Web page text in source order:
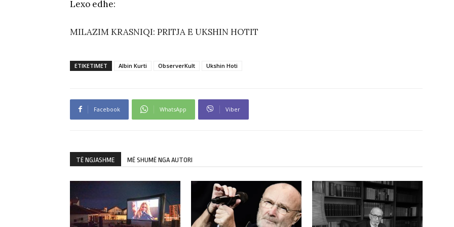
Lexo edhe:
MILAZIM KRASNIQI: PRITJA E UKSHIN HOTIT
ETIKETIMET Albin Kurti ObserverKult Ukshin Hoti
Facebook WhatsApp Viber
TË NGJASHME MË SHUMË NGA AUTORI